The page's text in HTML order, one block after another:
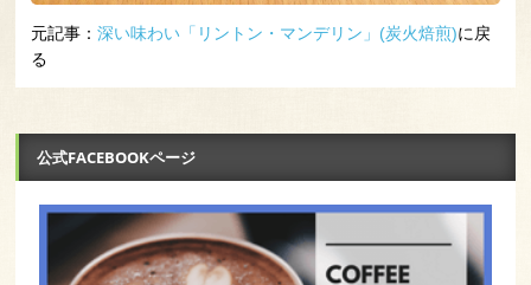
元記事： 深い味わい「リントン・マンデリン」(炭火焙煎)に戻
る
公式FACEBOOKページ